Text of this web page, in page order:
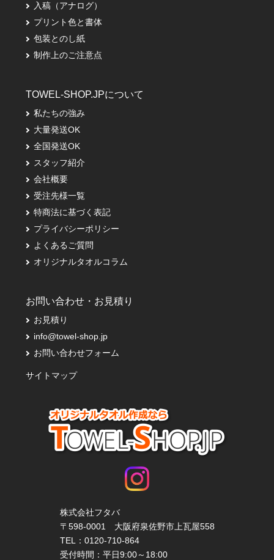
入稿（アナログ）
プリント色と書体
包装とのし紙
制作上のご注意点
TOWEL-SHOP.JPについて
私たちの強み
大量発送OK
全国発送OK
スタッフ紹介
会社概要
受注先様一覧
特商法に基づく表記
プライバシーポリシー
よくあるご質問
オリジナルタオルコラム
お問い合わせ・お見積り
お見積り
info@towel-shop.jp
お問い合わせフォーム
サイトマップ
株式会社フタバ
〒598-0001 大阪府泉佐野市上瓦屋558
TEL： 0120-710-864
受付時間：平日9:00～18:00